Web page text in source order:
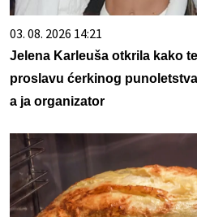
03. 08. 2026 14:21
Jelena Karleuša otkrila kako
proslavu ćerkinog
a ja organizator